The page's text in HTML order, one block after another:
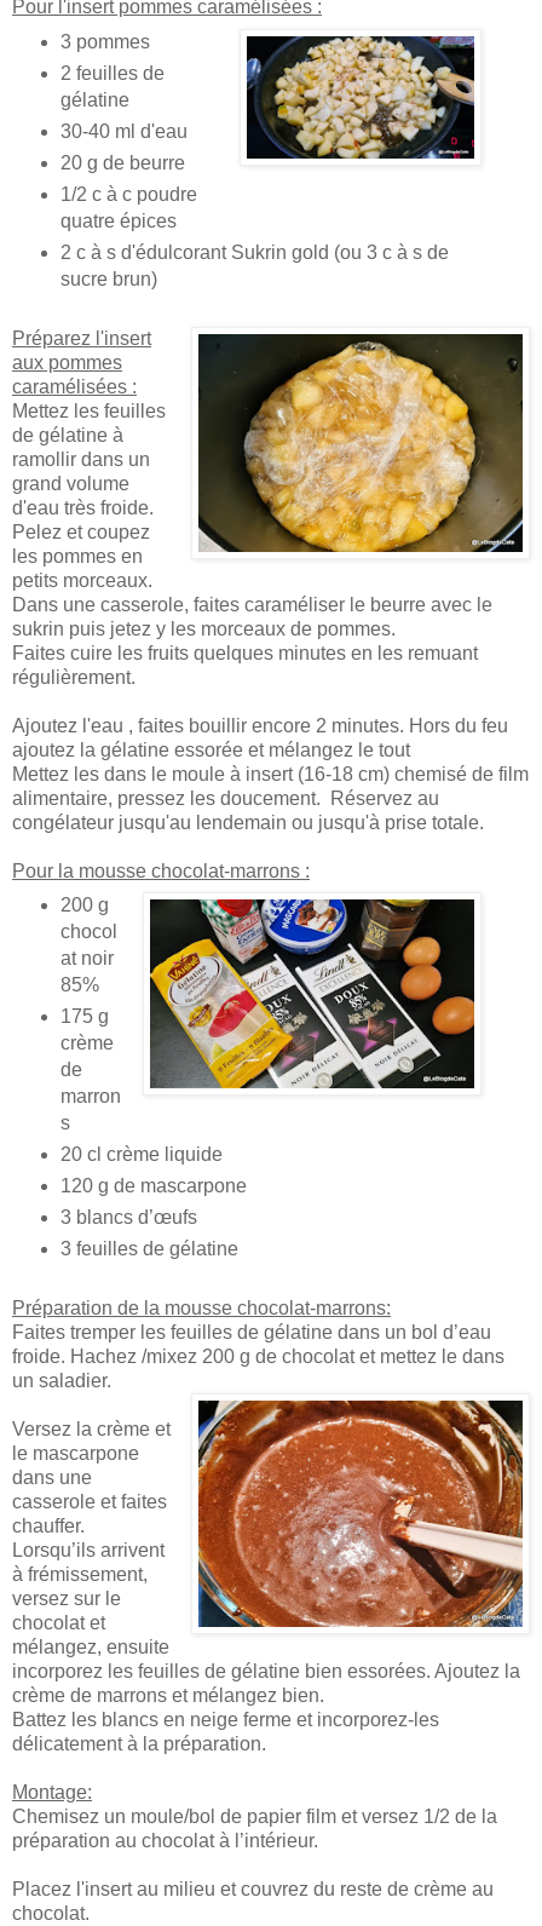
Pour l'insert pommes caramélisées :
3 pommes
2 feuilles de
gélatine
30-40 ml d'eau
20 g de beurre
1/2 c à c poudre
quatre épices
2 c à s d'édulcorant Sukrin gold (ou 3 c à s de
sucre brun)
Préparez l'insert
aux pommes
caramélisées :
Mettez les feuilles
de gélatine à
ramollir dans un
grand volume
d'eau très froide.
Pelez et coupez
les pommes en
petits morceaux.
Dans une casserole, faites caraméliser le beurre avec le
sukrin puis jetez y les morceaux de pommes.
Faites cuire les fruits quelques minutes en les remuant
régulièrement.
Ajoutez l'eau , faites bouillir encore 2 minutes. Hors du feu
ajoutez la gélatine essorée et mélangez le tout
Mettez les dans le moule à insert (16-18 cm) chemisé de film
alimentaire, pressez les doucement. Réservez au
congélateur jusqu'au lendemain ou jusqu'à prise totale.
Pour la mousse chocolat-marrons :
200 g
chocol
at noir
85%
175 g
crème
de
marron
s
20 cl crème liquide
120 g de mascarpone
3 blancs d’œufs
3 feuilles de gélatine
Préparation de la mousse chocolat-marrons:
Faites tremper les feuilles de gélatine dans un bol d’eau
froide. Hachez /mixez 200 g de chocolat et mettez le dans
un saladier.
Versez la crème et
le mascarpone
dans une
casserole et faites
chauffer.
Lorsqu’ils arrivent
à frémissement,
versez sur le
chocolat et
mélangez, ensuite
incorporez les feuilles de gélatine bien essorées. Ajoutez la
crème de marrons et mélangez bien.
Battez les blancs en neige ferme et incorporez-les
délicatement à la préparation.
Montage:
Chemisez un moule/bol de papier film et versez 1/2 de la
préparation au chocolat à l’intérieur.
Placez l'insert au milieu et couvrez du reste de crème au
chocolat.